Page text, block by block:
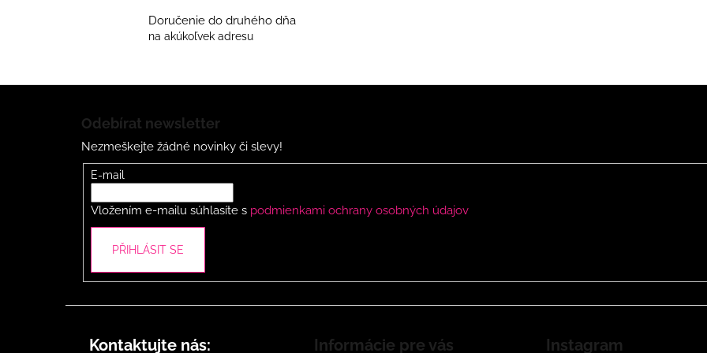
Doručenie do druhého dňa
na akúkoľvek adresu
Odebírat newsletter
Nezmeškejte žádné novinky či slevy!
E-mail
Vložením e-mailu súhlasíte s podmienkami ochrany osobných údajov
PŘIHLÁSIT SE
Kontaktujte nás: Informácie pre vás Instagram